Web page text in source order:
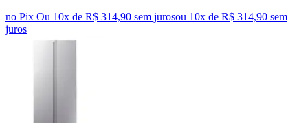
no Pix Ou 10x de R$ 314,90 sem jurosou 10x de R$ 314,90 sem
juros